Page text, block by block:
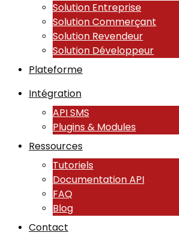
Solution Entreprise
Solution Commerçant
Solution Revendeur
Solution Développeur
Plateforme
Intégration
API SMS
Plugins & Modules
Ressources
Tutoriels
Documentation API
FAQ
Blog
Contact